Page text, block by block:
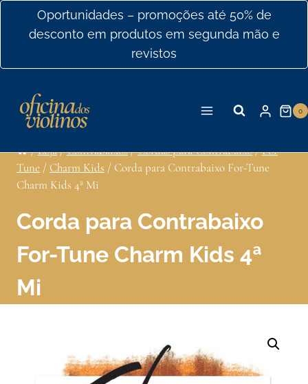
conteúdo
Oportunidades – promoções até 50% de
desconto em produtos em segunda mão e
revistos
0
/Loja/Contrabaixos/Cordas para Contrabaixo/For
Tune / Charm Kids / Corda para Contrabaixo For-Tune
Charm Kids 4ª Mi
Corda para Contrabaixo
For-Tune Charm Kids 4ª
Mi